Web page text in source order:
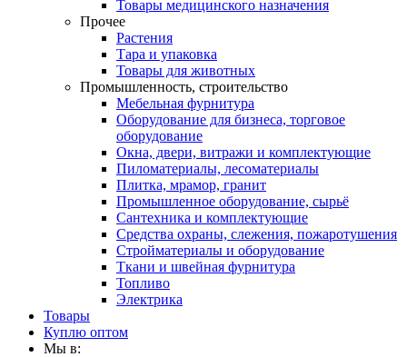
Товары медицинского назначения
Прочее
Растения
Тара и упаковка
Товары для животных
Промышленность, строительство
Мебельная фурнитура
Оборудование для бизнеса, торговое
оборудование
Окна, двери, витражи и комплектующие
Пиломатериалы, лесоматериалы
Плитка, мрамор, гранит
Промышленное оборудование, сырьё
Сантехника и комплектующие
Средства охраны, слежения, пожаротушения
Стройматериалы и оборудование
Ткани и швейная фурнитура
Топливо
Электрика
Товары
Куплю оптом
Мы в: